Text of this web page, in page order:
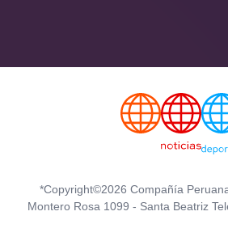
*Copyright©2026 Compañía
Montero Rosa 1099 - Santa Beatriz